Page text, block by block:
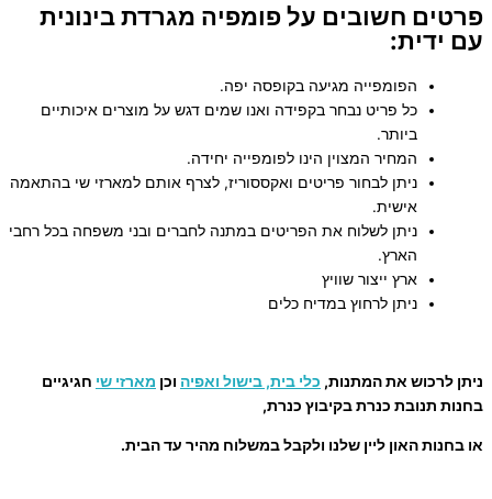
פרטים חשובים על פומפיה מגרדת בינונית
עם ידית:
הפומפייה מגיעה בקופסה יפה.
כל פריט נבחר בקפידה ואנו שמים דגש על מוצרים איכותיים
ביותר.
המחיר המצוין הינו לפומפייה יחידה.
ניתן לבחור פריטים ואקססוריז, לצרף אותם למארזי שי בהתאמה
אישית.
ניתן לשלוח את הפריטים במתנה לחברים ובני משפחה בכל רחבי
הארץ.
ארץ ייצור שוויץ
ניתן לרחוץ במדיח כלים
ניתן לרכוש את המתנות, כלי בית, בישול ואפיה וכן מארזי שי חגיגיים
בחנות תנובת כנרת בקיבוץ כנרת,
או בחנות האון ליין שלנו ולקבל במשלוח מהיר עד הבית.